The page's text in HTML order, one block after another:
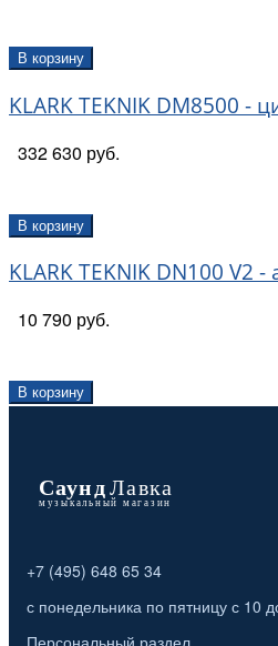
В корзину
KLARK TEKNIK DM8500 -
332 630 руб.
В корзину
KLARK TEKNIK DN100 V2
10 790 руб.
В корзину
+7 (495) 648 65 34
с понедельника по пятницу с 10
Персональный раздел